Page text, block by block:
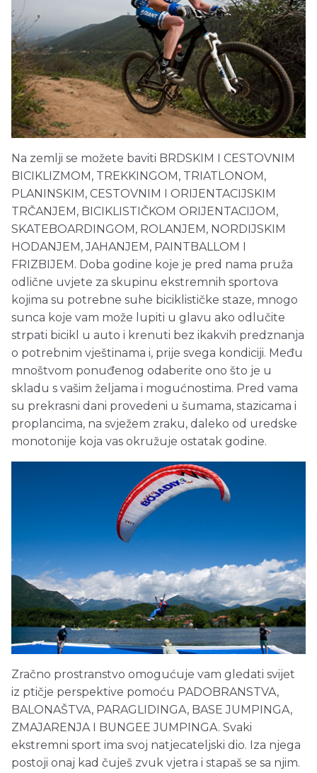
Na zemlji se možete baviti BRDSKIM I CESTOVNIM
BICIKLIZMOM, TREKKINGOM, TRIATLONOM,
PLANINSKIM, CESTOVNIM I ORIJENTACIJSKIM
TRČANJEM, BICIKLISTIČKOM ORIJENTACIJOM,
SKATEBOARDINGOM, ROLANJEM, NORDIJSKIM
HODANJEM, JAHANJEM, PAINTBALLOM I
FRIZBIJEM. Doba godine koje je pred nama pruža
odlične uvjete za skupinu ekstremnih sportova
kojima su potrebne suhe biciklističke staze, mnogo
sunca koje vam može lupiti u glavu ako odlučite
strpati bicikl u auto i krenuti bez ikakvih predznanja
o potrebnim vještinama i, prije svega kondiciji. Među
mnoštvom ponuđenog odaberite ono što je u
skladu s vašim željama i mogućnostima. Pred vama
su prekrasni dani provedeni u šumama, stazicama i
proplancima, na svježem zraku, daleko od uredske
monotonije koja vas okružuje ostatak godine.
Zračno prostranstvo omogućuje vam gledati svijet
iz ptičje perspektive pomoću PADOBRANSTVA,
BALONAŠTVA, PARAGLIDINGA, BASE JUMPINGA,
ZMAJARENJA I BUNGEE JUMPINGA. Svaki
ekstremni sport ima svoj natjecateljski dio. Iza njega
postoji onaj kad čuješ zvuk vjetra i stapaš se sa njim.